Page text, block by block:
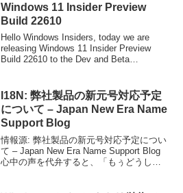
がW...
Windows 11 Insider Preview
Build 22610
Hello Windows Insiders, today we are
releasing Windows 11 Insider Preview
Build 22610 to the Dev and Beta
I18N: 弊社製品の新元号対応予定
について – Japan New Era Name
Support Blog
情報源: 弊社製品の新元号対応予定につい
て – Japan New Era Name Support Blog
心中の声を代弁すると、「もぅどうしよ